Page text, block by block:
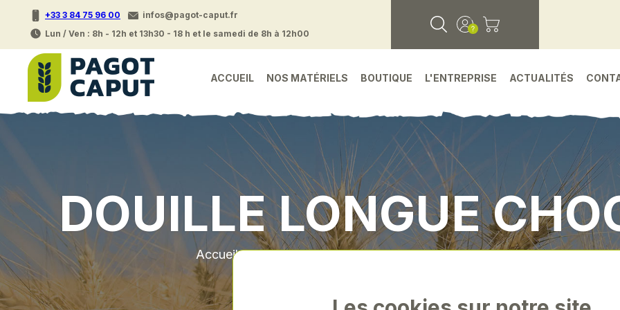
+33 3 84 75 96 00
infos@pagot-caput.fr
Lun / Ven : 8h - 12h et 13h30 - 18 h et le samedi de 8h à 12h00
ACCUEIL NOS MATÉRIELS BOUTIQUE L'ENTREPRISE ACTUALITÉS
DOUILLE LONGUE
Accueil•Pieces detachees•Environnement atelier•Douille